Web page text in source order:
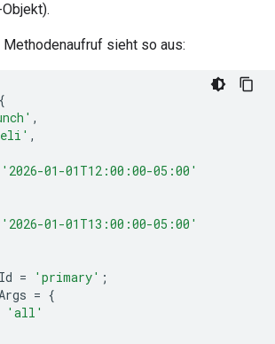
sieht so aus:
{
,
,
'2026-01-01T12:00:00-05:00'
'2026-01-01T13:00:00-05:00'
= 'primary' ;
= {
'all'